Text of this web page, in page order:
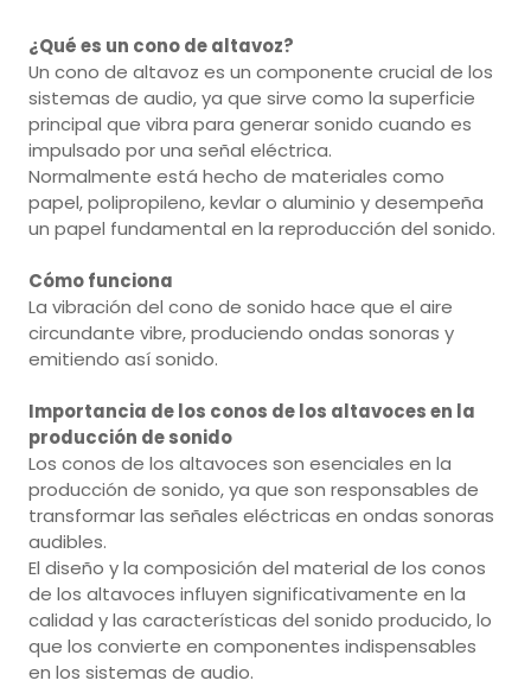
¿Qué es un cono de altavoz?
Un cono de altavoz es un componente crucial de los
sistemas de audio, ya que sirve como la superficie
principal que vibra para generar sonido cuando es
impulsado por una señal eléctrica.
Normalmente está hecho de materiales como
papel, polipropileno, kevlar o aluminio y desempeña
un papel fundamental en la reproducción del sonido.
Cómo funciona
La vibración del cono de sonido hace que el aire
circundante vibre, produciendo ondas sonoras y
emitiendo así sonido.
Importancia de los conos de los altavoces en la
producción de sonido
Los conos de los altavoces son esenciales en la
producción de sonido, ya que son responsables de
transformar las señales eléctricas en ondas sonoras
audibles.
El diseño y la composición del material de los conos
de los altavoces influyen significativamente en la
calidad y las características del sonido producido, lo
que los convierte en componentes indispensables
en los sistemas de audio.